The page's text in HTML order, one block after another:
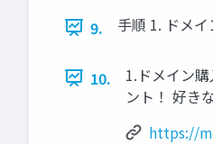
9. 手順 1. ドメ
10.
1.ドメイン
ント！ 好き
https://